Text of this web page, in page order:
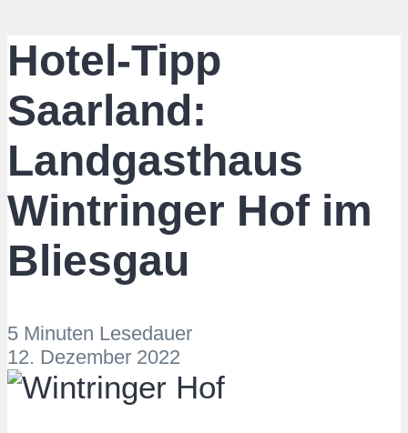
Hotel-Tipp
Saarland:
Landgasthaus
Wintringer Hof im
Bliesgau
5 Minuten Lesedauer
12. Dezember 2022